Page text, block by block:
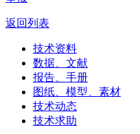
返回列表
技术资料
数据、文献
报告、手册
图纸、模型、素材
技术动态
技术求助